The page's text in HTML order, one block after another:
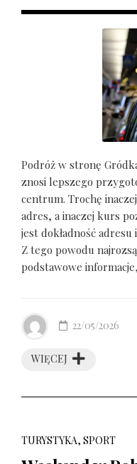
Podróż w stronę
znosi lepszego
centrum. Trochę
adres, a inaczej kurs
jest dokładność
Z tego powodu
podstawowe
WIĘCEJ
22/05/2026
TURYSTYKA, SPORT